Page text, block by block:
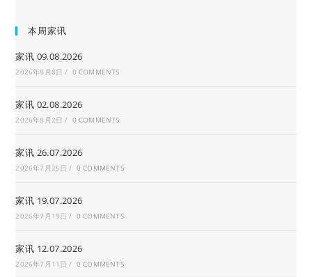
本周家讯
家讯 09.08.2026
2026年8月8日 / 0 COMMENTS
家讯 02.08.2026
2026年8月2日 / 0 COMMENTS
家讯 26.07.2026
2026年7月25日 / 0 COMMENTS
家讯 19.07.2026
2026年7月19日 / 0 COMMENTS
家讯 12.07.2026
2026年7月11日 / 0 COMMENTS